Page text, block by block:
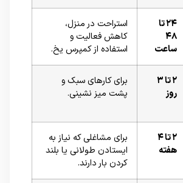
۲۴ تا
۴۸
ساعت
استراحت در منزل،
کاهش فعالیت و
استفاده از کمپرس یخ.
۲ تا ۳
روز
برای کارهای سبک و
پشت میز نشینی.
۲ تا ۴
هفته
برای مشاغلی که نیاز به
ایستادن طولانی یا بلند
کردن بار دارند.